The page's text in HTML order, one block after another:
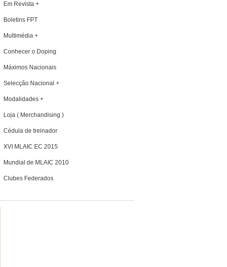
Em Revista +
Boletins FPT
Multimédia +
Conhecer o Doping
Máximos Nacionais
Selecção Nacional +
Modalidades +
Loja ( Merchandising )
Cédula de treinador
XVI MLAIC EC 2015
Mundial de MLAIC 2010
Clubes Federados